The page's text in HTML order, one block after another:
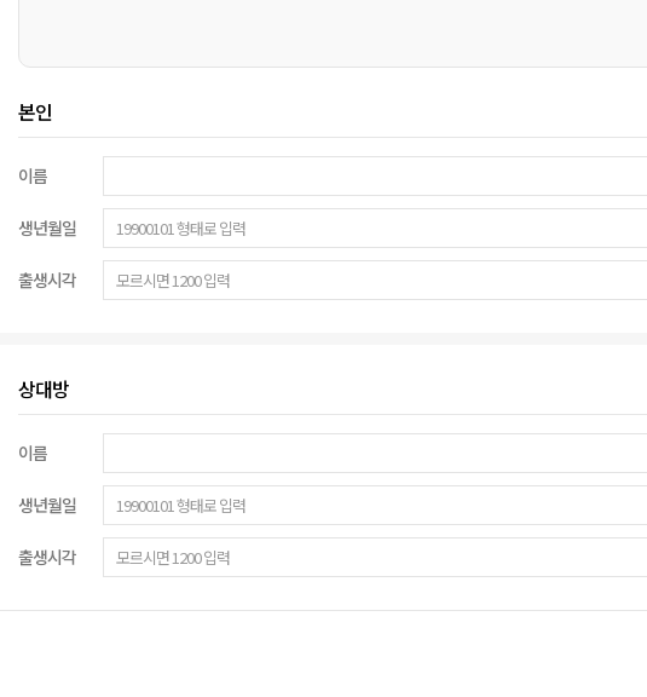
본인
이름
생년월일
출생시각
상대방
이름
생년월일
출생시각